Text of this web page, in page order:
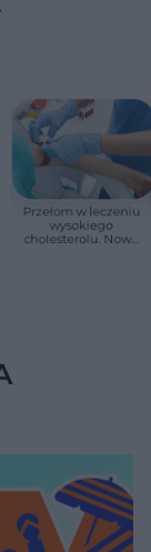
Przełom w leczeniu
wysokiego
cholesterolu. Nowa